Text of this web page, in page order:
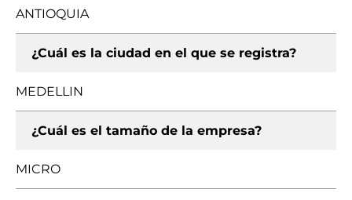
ANTIOQUIA
¿Cuál es la ciudad en el que se registra?
MEDELLIN
¿Cuál es el tamaño de la empresa?
MICRO